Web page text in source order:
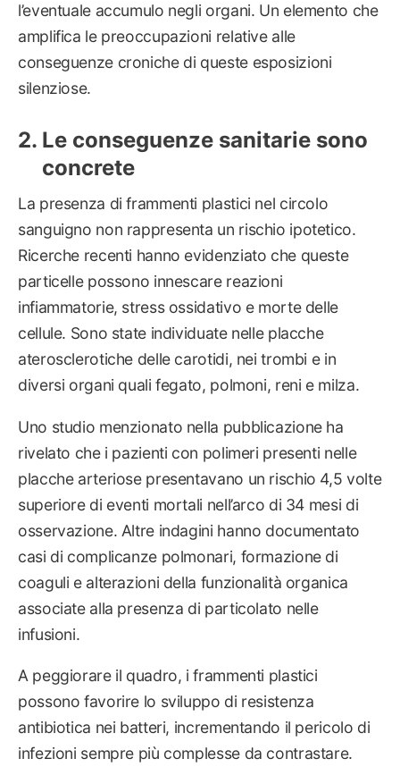
l’eventuale accumulo negli organi. Un elemento che
amplifica le preoccupazioni relative alle
conseguenze croniche di queste esposizioni
silenziose.
Le conseguenze sanitarie sono
concrete
La presenza di frammenti plastici nel circolo
sanguigno non rappresenta un rischio ipotetico.
Ricerche recenti hanno evidenziato che queste
particelle possono innescare reazioni
infiammatorie, stress ossidativo e morte delle
cellule. Sono state individuate nelle placche
aterosclerotiche delle carotidi, nei trombi e in
diversi organi quali fegato, polmoni, reni e milza.
Uno studio menzionato nella pubblicazione ha
rivelato che i pazienti con polimeri presenti nelle
placche arteriose presentavano un rischio 4,5 volte
superiore di eventi mortali nell’arco di 34 mesi di
osservazione. Altre indagini hanno documentato
casi di complicanze polmonari, formazione di
coaguli e alterazioni della funzionalità organica
associate alla presenza di particolato nelle
infusioni.
A peggiorare il quadro, i frammenti plastici
possono favorire lo sviluppo di resistenza
antibiotica nei batteri, incrementando il pericolo di
infezioni sempre più complesse da contrastare.